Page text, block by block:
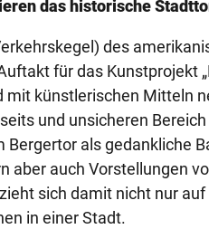
das historische
des
für das Kunstprojekt
mit künstlerischen Mitteln
und unsicheren
Bergertor als gedankliche
aber auch Vorstellungen
sich damit nicht nur
in einer Stadt.